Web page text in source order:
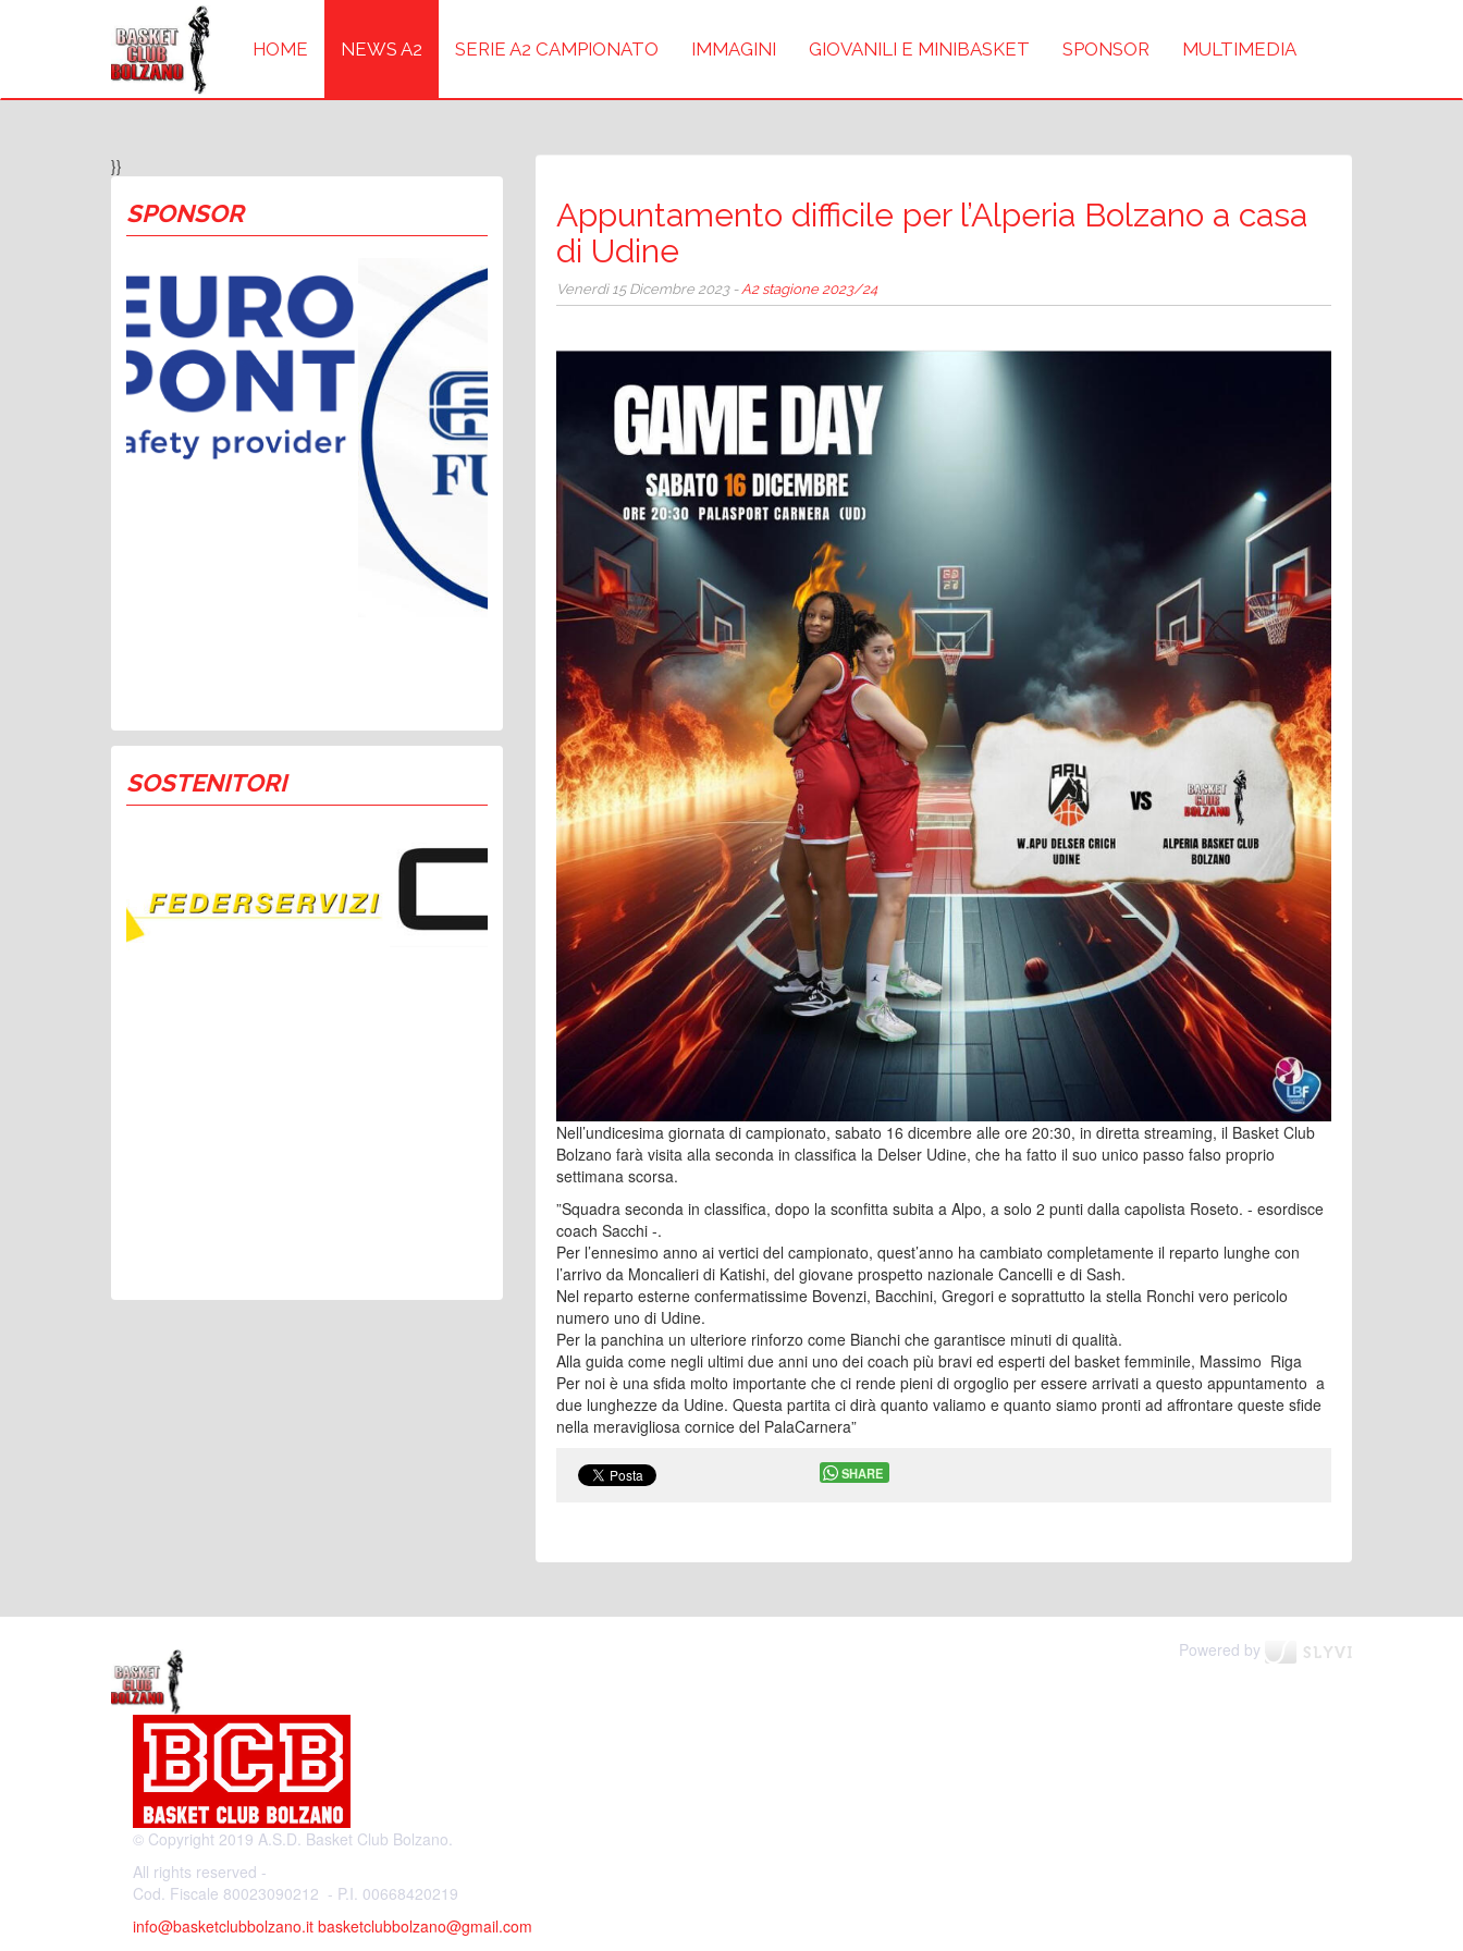
HOME NEWS A2 SERIE A2 CAMPIONATO IMMAGINI GIOVANILI E MINIBASKET SPONSOR MULTIMEDIA
}}
SPONSOR
SOSTENITORI
Appuntamento difficile per l’Alperia Bolzano a casa
di Udine
Venerdì 15 Dicembre 2023 -A2 stagione 2023/24
Nell’undicesima giornata di campionato, sabato 16 dicembre alle ore 20:30, in diretta streaming, il Basket Club
Bolzano farà visita alla seconda in classifica la Delser Udine, che ha fatto il suo unico passo falso proprio
settimana scorsa.
”Squadra seconda in classifica, dopo la sconfitta subita a Alpo, a solo 2 punti dalla capolista Roseto. - esordisce
coach Sacchi -.
Per l’ennesimo anno ai vertici del campionato, quest’anno ha cambiato completamente il reparto lunghe con
l’arrivo da Moncalieri di Katishi, del giovane prospetto nazionale Cancelli e di Sash.
Nel reparto esterne confermatissime Bovenzi, Bacchini, Gregori e soprattutto la stella Ronchi vero pericolo
numero uno di Udine.
Per la panchina un ulteriore rinforzo come Bianchi che garantisce minuti di qualità.
Alla guida come negli ultimi due anni uno dei coach più bravi ed esperti del basket femminile, Massimo Riga
Per noi è una sfida molto importante che ci rende pieni di orgoglio per essere arrivati a questo appuntamento a
due lunghezze da Udine. Questa partita ci dirà quanto valiamo e quanto siamo pronti ad affrontare queste sfide
nella meravigliosa cornice del PalaCarnera”
SHARE
© Copyright 2019 A.S.D. Basket Club Bolzano.
All rights reserved -
Cod. Fiscale 80023090212 - P.I. 00668420219
info@basketclubbolzano.it basketclubbolzano@gmail.com
Powered by